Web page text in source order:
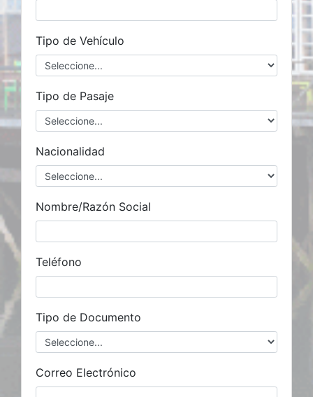
Tipo de Vehículo
Tipo de Pasaje
Nacionalidad
Nombre/Razón Social
Teléfono
Tipo de Documento
Correo Electrónico